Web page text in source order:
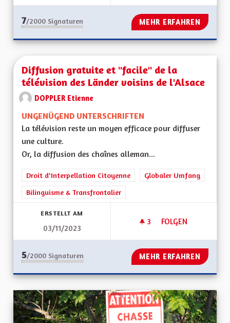
7/2000 Signaturen MEHR ERFAHREN
Diffusion gratuite et "facile" de la
télévision des Länder voisins de l'Alsace
DOPPLER Etienne
UNGENÜGEND UNTERSCHRIFTEN
La télévision reste un moyen efficace pour diffuser
une culture.
Or, la diffusion des chaînes alleman...
Droit d'Interpellation Citoyenne
Globaler Umfang
Bilinguisme & Transfrontalier
ERSTELLT AM
03/11/2023
3 3 FOLLOWER
FOLGEN
DIFFUSION
5/2000 Signaturen MEHR ERFAHREN